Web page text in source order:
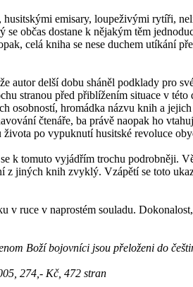
emisary, loupeživými rytíři,
občas dostane k nějakým těm
celá kniha se nese duchem utíkání
autor delší dobu sháněl podklady pro
stranou před přiblížením situace v
osobností, hromádka názvu knih a
čtenáře, ba právě naopak ho
po vypuknutí husitské revoluce
k tomuto vyjádřím trochu podrobněji.
jiných knih zvyklý. Vzápětí se toto
ruce v naprostém souladu.
Boží bojovníci jsou přeloženi do
274,- Kč, 472 stran